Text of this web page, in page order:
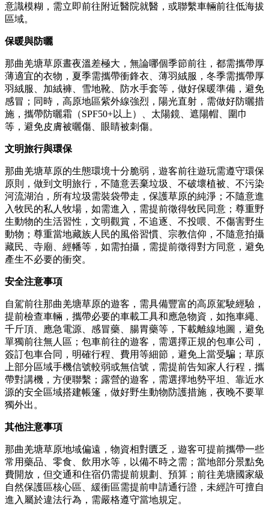
意識模糊，需立即前往附近醫院就醫，或聯繫車輛前往低海拔
區域。
保暖與防曬
那曲羌塘草原晝夜溫差極大，無論哪個季節前往，都需攜帶厚
薄適宜的衣物，夏季需攜帶衝鋒衣、薄羽絨服，冬季需攜帶厚
羽絨服、加絨褲、雪地靴、防水手套等，做好保暖準備，避免
感冒；同時，高原地區紫外線強烈，陽光直射，需做好防曬措
施，攜帶防曬霜（SPF50+以上）、太陽鏡、遮陽帽、圍巾
等，避免皮膚被曬傷、眼睛被刺傷。
文明旅行與環保
那曲羌塘草原的生態環境十分脆弱，遊客前往遊玩需遵守環保
原則，做到文明旅行，不隨意丟棄垃圾、不破壞植被、不污染
河流湖泊，所有垃圾需裝袋帶走，保護草原的純淨；不隨意進
入牧民的私人牧場，如需進入，需提前徵得牧民同意；尊重野
生動物的生活習性，文明觀賞，不追逐、不投喂、不傷害野生
動物；尊重當地藏族人民的風俗習慣、宗教信仰，不隨意拍攝
藏民、寺廟、經幡等，如需拍攝，需提前徵得對方同意，避免
產生不必要的衝突。
安全注意事項
自駕前往那曲羌塘草原的遊客，需具備豐富的高原駕駛經驗，
提前檢查車輛，攜帶必要的車載工具和應急物資，如拖車繩、
千斤頂、應急電源、感冒藥、腸胃藥等，下載離線地圖，避免
單獨前往無人區；包車前往的遊客，需選擇正規的包車公司，
簽訂包車合同，明確行程、費用等細節，避免上當受騙；草原
上部分區域手機信號較弱或無信號，需提前告知家人行程，攜
帶對講機，方便聯繫；露營的遊客，需選擇地勢平坦、靠近水
源的安全區域搭建帳篷，做好野生動物防護措施，夜晚不要單
獨外出。
其他注意事項
那曲羌塘草原地域偏遠，物資相對匱乏，遊客可提前攜帶一些
常用藥品、零食、飲用水等，以備不時之需；當地部分景點免
費開放，但交通和住宿仍需提前規劃、預算；前往羌塘國家級
自然保護區核心區、緩衝區需提前申請通行證，未經許可擅自
進入屬於違法行為，需嚴格遵守當地規定。